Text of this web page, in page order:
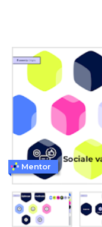
Mentor